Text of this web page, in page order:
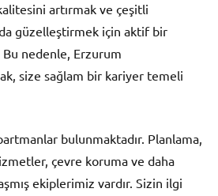
artırmak ve çeşitli
güzelleştirmek için aktif bir
Bu nedenle, Erzurum
size sağlam bir kariyer temeli
bulunmaktadır. Planlama,
çevre koruma ve daha
ekiplerimiz vardır. Sizin ilgi